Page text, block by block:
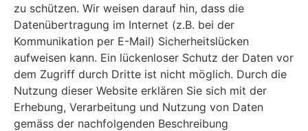
zu schützen. Wir weisen darauf hin, dass die
Datenübertragung im Internet (z.B. bei der
Kommunikation per E-Mail) Sicherheitslücken
aufweisen kann. Ein lückenloser Schutz der Daten vor
dem Zugriff durch Dritte ist nicht möglich. Durch die
Nutzung dieser Website erklären Sie sich mit der
Erhebung, Verarbeitung und Nutzung von Daten
gemäss der nachfolgenden Beschreibung